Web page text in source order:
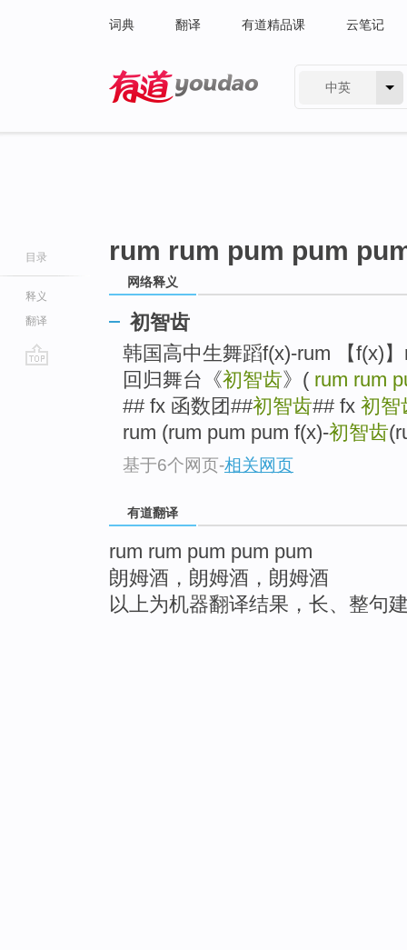
词典 翻译 有道精品课 云笔记
中英
目录
释义
翻译
rum rum pum pum
网络释义
初智齿
韩国高中生舞蹈f(x)-rum 【f(x)
回归舞台《初智齿》( rum rum
## fx 函数团##初智齿## fx 初智
rum (rum pum pum f(x)-初智齿
基于6个网页-相关网页
有道翻译
rum rum pum pum pum
朗姆酒，朗姆酒，朗姆酒
以上为机器翻译结果，长、整句